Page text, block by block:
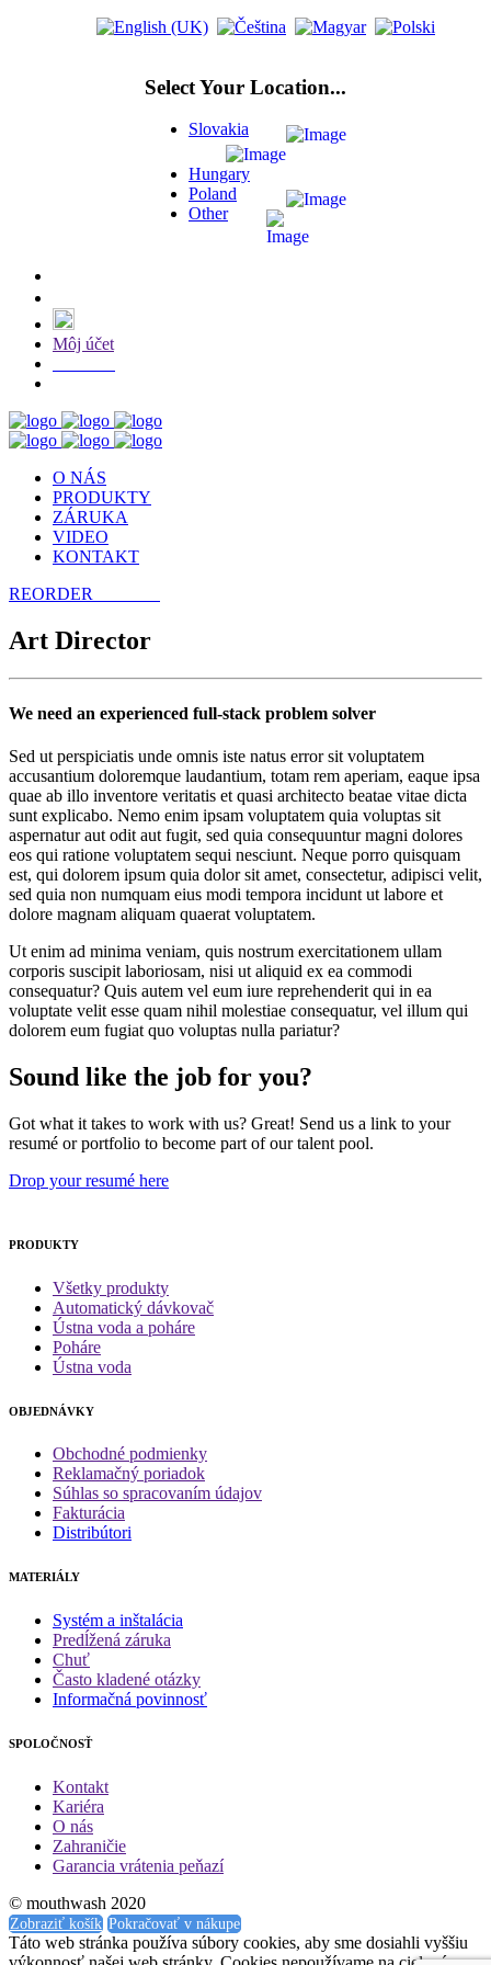
Select Your Location...
Slovakia
Hungary
Poland
Other
Môj účet
O NÁS
PRODUKTY
ZÁRUKA
VIDEO
KONTAKT
REORDER
Art Director
We need an experienced full-stack problem solver
Sed ut perspiciatis unde omnis iste natus error sit voluptatem
accusantium doloremque laudantium, totam rem aperiam, eaque ipsa
quae ab illo inventore veritatis et quasi architecto beatae vitae dicta
sunt explicabo. Nemo enim ipsam voluptatem quia voluptas sit
aspernatur aut odit aut fugit, sed quia consequuntur magni dolores
eos qui ratione voluptatem sequi nesciunt. Neque porro quisquam
est, qui dolorem ipsum quia dolor sit amet, consectetur, adipisci velit,
sed quia non numquam eius modi tempora incidunt ut labore et
dolore magnam aliquam quaerat voluptatem.
Ut enim ad minima veniam, quis nostrum exercitationem ullam
corporis suscipit laboriosam, nisi ut aliquid ex ea commodi
consequatur? Quis autem vel eum iure reprehenderit qui in ea
voluptate velit esse quam nihil molestiae consequatur, vel illum qui
dolorem eum fugiat quo voluptas nulla pariatur?
Sound like the job for you?
Got what it takes to work with us? Great! Send us a link to your
resumé or portfolio to become part of our talent pool.
Drop your resumé here
PRODUKTY
Všetky produkty
Automatický dávkovač
Ústna voda a poháre
Poháre
Ústna voda
OBJEDNÁVKY
Obchodné podmienky
Reklamačný poriadok
Súhlas so spracovaním údajov
Fakturácia
Distribútori
MATERIÁLY
Systém a inštalácia
Predĺžená záruka
Chuť
Často kladené otázky
Informačná povinnosť
SPOLOČNOSŤ
Kontakt
Kariéra
O nás
Zahraničie
Garancia vrátenia peňazí
© mouthwash 2020
Zobraziť košík Pokračovať v nákupe
Táto web stránka používa súbory cookies, aby sme dosiahli vyššiu